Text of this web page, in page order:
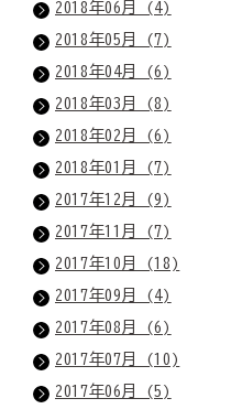
2018年06月 (4)
2018年05月 (7)
2018年04月 (6)
2018年03月 (8)
2018年02月 (6)
2018年01月 (7)
2017年12月 (9)
2017年11月 (7)
2017年10月 (18)
2017年09月 (4)
2017年08月 (6)
2017年07月 (10)
2017年06月 (5)